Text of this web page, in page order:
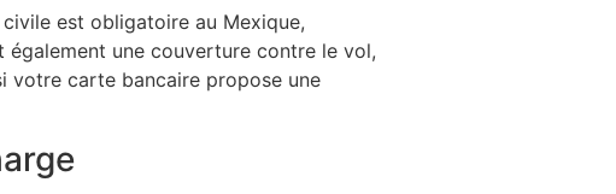
civile est obligatoire au Mexique,
une couverture contre le vol,
votre carte bancaire propose une